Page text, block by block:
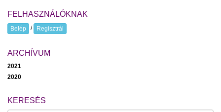
FELHASZNÁLÓKNAK
Belép / Regisztrál
ARCHÍVUM
2021
2020
KERESÉS